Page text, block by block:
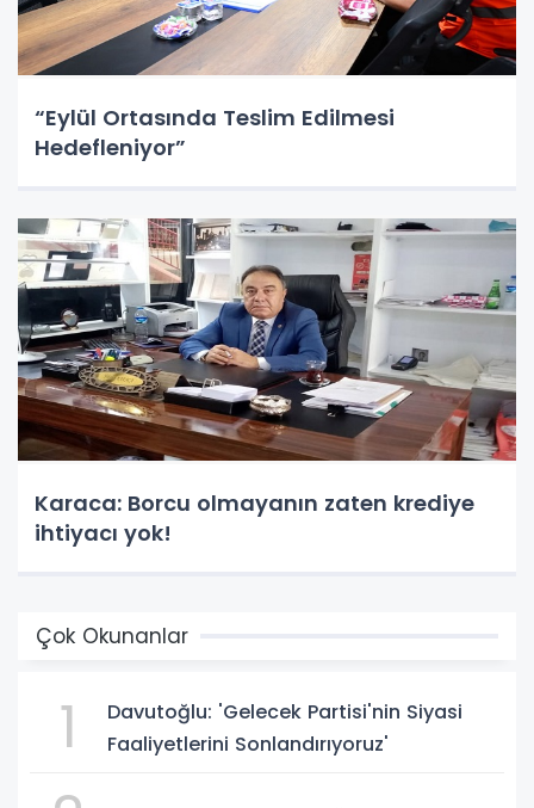
“Eylül Ortasında Teslim Edilmesi
Hedefleniyor”
Karaca: Borcu olmayanın zaten krediye
ihtiyacı yok!
Çok Okunanlar
1
Davutoğlu: 'Gelecek Partisi'nin Siyasi
Faaliyetlerini Sonlandırıyoruz'